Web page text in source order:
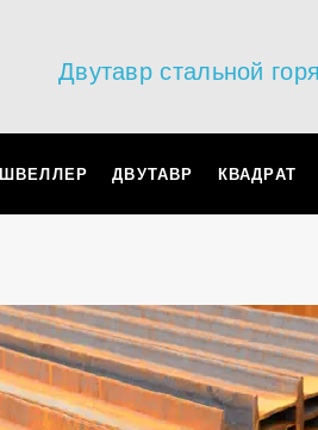
Двутавр стальной
ШВЕЛЛЕР ДВУТАВР КВАДРАТ